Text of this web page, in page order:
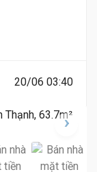
20/06 03:40